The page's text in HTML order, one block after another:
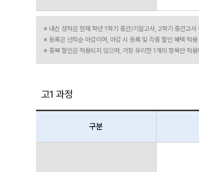
※ 내신 성적은 현재 학년 1학기 중간/기말고사, 2학기 중간고사
※ 등록은 선착순 마감이며, 마감 시 등록 및 각종 할인 혜택 적용
※ 중복 할인은 적용되지 않으며, 가장 유리한 1개의 항목만 적
고1 과정
구분